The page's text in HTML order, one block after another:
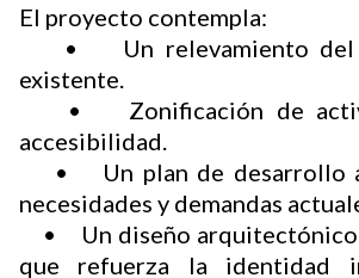
El proyecto contempla:
• Un relevamiento del
existente.
• Zonificación de
accesibilidad.
• Un plan de desarrollo
necesidades y demandas
• Un diseño arquitectónico
que refuerza la identidad